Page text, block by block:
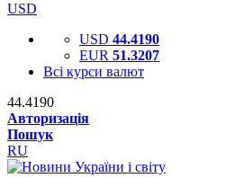
USD
USD 44.4190
EUR 51.3207
Всі курси валют
44.4190
Авторизація
Пошук
RU